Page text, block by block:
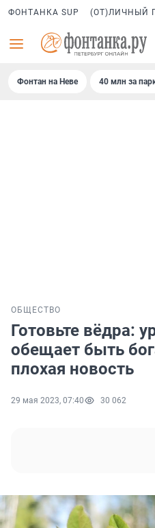
ФОНТАНКА SUP (ОТ)ЛИЧНЫЙ
Фонтан на Неве 40 млн за
ОБЩЕСТВО
Готовьте вёдра:
обещает быть
плохая новость
29 мая 2023, 07:40 30 062